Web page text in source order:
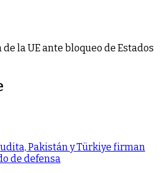
la UE ante bloqueo de Estados
Pakistán y Türkiye firman
de defensa